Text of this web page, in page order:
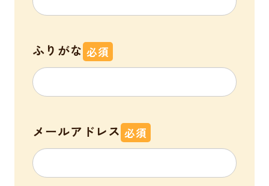
ふりがな 必須
メールアドレス 必須